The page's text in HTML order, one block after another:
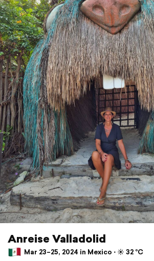
Anreise Valladolid
Mar 23–25, 2024 in Mexico ⋅ ☀️ 32 °C